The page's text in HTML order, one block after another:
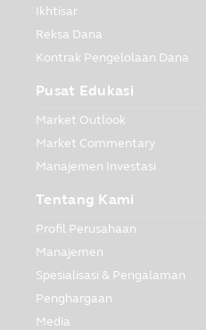
Ikhtisar
Reksa Dana
Kontrak Pengelolaan Dana
Pusat Edukasi
Market Outlook
Market Commentary
Manajemen Investasi
Tentang Kami
Profil Perusahaan
Manajemen
Spesialisasi & Pengalaman
Penghargaan
Media